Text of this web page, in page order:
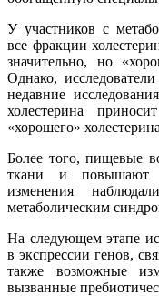
У участников с
все фракции
значительно, но
Однако,
недавние
холестерина
«хорошего»
Более того, пищевые
ткани и повышают
изменения
метаболическим
На следующем этапе
в экспрессии генов,
также возможные
вызванные